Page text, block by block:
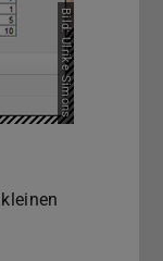
Bild: Ulrike Simons